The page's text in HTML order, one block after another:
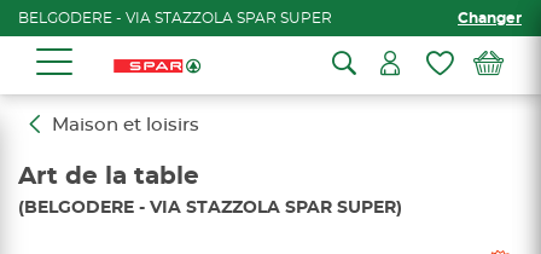
BELGODERE - VIA STAZZOLA SPAR SUPER Changer
Maison et loisirs
Art de la table
(BELGODERE - VIA STAZZOLA SPAR SUPER)